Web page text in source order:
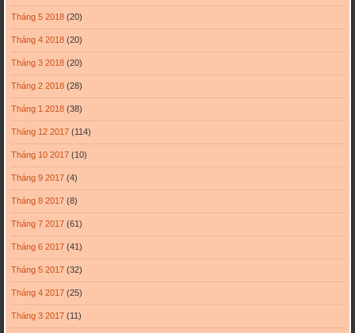
Tháng 5 2018(20)
Tháng 4 2018(20)
Tháng 3 2018(20)
Tháng 2 2018(28)
Tháng 1 2018(38)
Tháng 12 2017(114)
Tháng 10 2017(10)
Tháng 9 2017(4)
Tháng 8 2017(8)
Tháng 7 2017(61)
Tháng 6 2017(41)
Tháng 5 2017(32)
Tháng 4 2017(25)
Tháng 3 2017(11)